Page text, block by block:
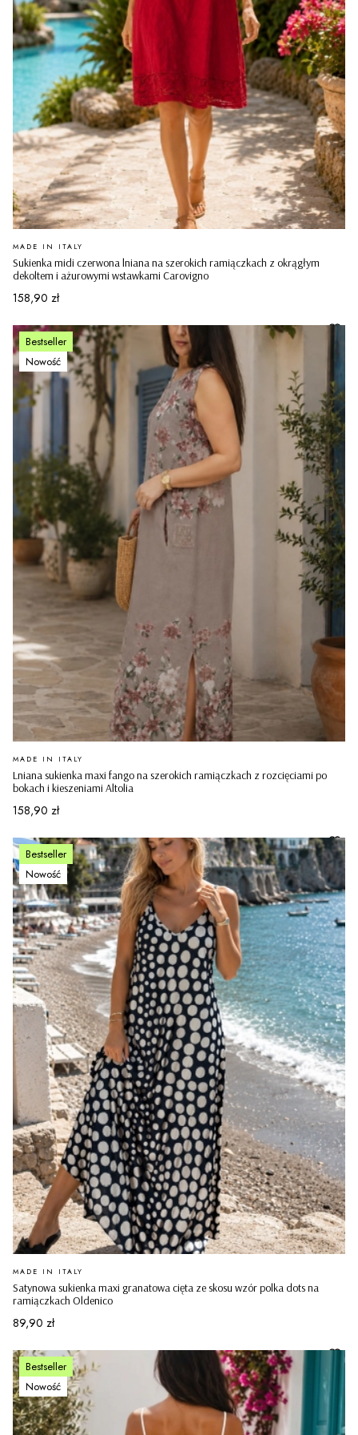
Sukienka midi czerwona lniana na szerokich ramiączkach z okrągłym
dekoltem i ażurowymi wstawkami Carovigno
PRODUCENT
MADE IN ITALY
Cena
158,90 zł
Bestseller
Nowość
Lniana sukienka maxi fango na szerokich ramiączkach z rozcięciami po
bokach i kieszeniami Altolia
PRODUCENT
MADE IN ITALY
Cena
158,90 zł
Bestseller
Nowość
Satynowa sukienka maxi granatowa cięta ze skosu wzór polka dots na
ramiączkach Oldenico
PRODUCENT
MADE IN ITALY
Cena
89,90 zł
Bestseller
Nowość